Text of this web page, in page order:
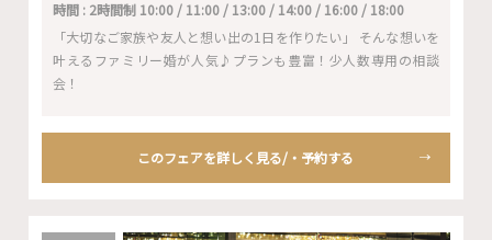
時間 : 2時間制 10:00 / 11:00 / 13:00 / 14:00 / 16:00 / 18:00
「大切なご家族や友人と想い出の1日を作りたい」 そんな想いを
叶えるファミリー婚が人気♪プランも豊富！少人数専用の相談
会！
このフェアを詳しく見る/・予約する